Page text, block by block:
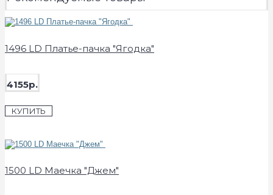
1496 LD Платье-пачка "Ягодка"
4155р.
КУПИТЬ
1500 LD Маечка "Джем"